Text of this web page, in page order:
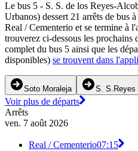
Le bus 5 - S. S. de los Reyes-
Urbanos) dessert 21 arrêts de bus
Real / Cementerio et se termine à
trouverez ci-dessous les prochains
complet du bus 5 ainsi que les
disponibles) se trouvent dans
Soto Moraleja S. S.Reyes
Voir plus de départs
Arrêts
ven. 7 août 2026
Real / Cementerio07:15